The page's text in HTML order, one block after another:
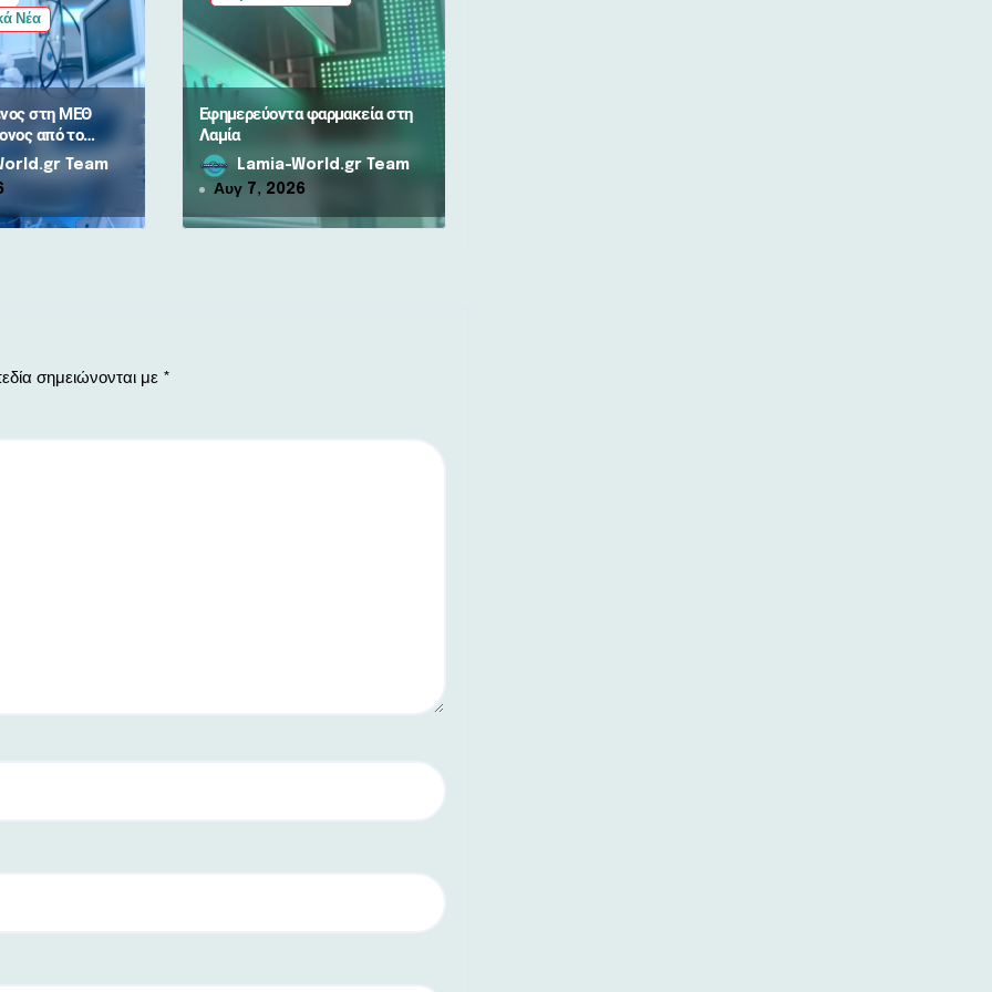
Νέα
στη ΜΕΘ
από το
–
Team
Εφημερεύοντα φαρμακεία στη
Λαμία
Lamia-World.gr Team
Αυγ 7, 2026
σημειώνονται με *